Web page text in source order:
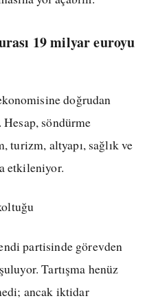
19 milyar euroyu
doğrudan
söndürme
turizm, altyapı, sağlık ve
etkileniyor.
partisinde görevden
Tartışma henüz
ancak iktidar